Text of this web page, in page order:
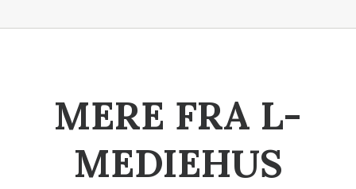
MERE FRA L-
MEDIEHUS